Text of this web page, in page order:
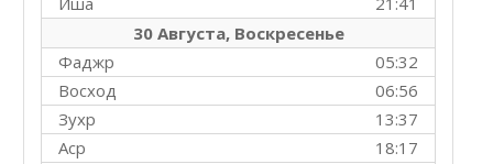
30 Августа, Воскресенье
05:32
Фаджр
06:56
Восход
13:37
Зухр
18:17
Аср